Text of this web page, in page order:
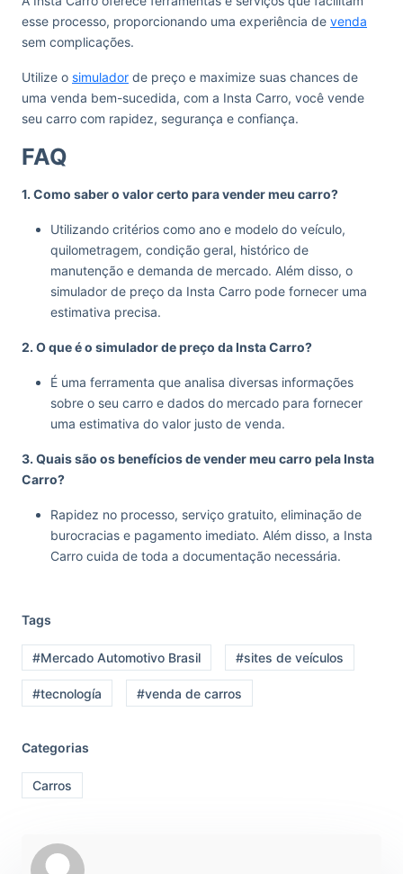
esse processo, proporcionando uma experiência de venda
sem complicações.
Utilize o simulador de preço e maximize suas chances de
uma venda bem-sucedida, com a Insta Carro, você vende
seu carro com rapidez, segurança e confiança.
FAQ
1. Como saber o valor certo para vender meu carro?
Utilizando critérios como ano e modelo do veículo,
quilometragem, condição geral, histórico de
manutenção e demanda de mercado. Além disso, o
simulador de preço da Insta Carro pode fornecer uma
estimativa precisa.
2. O que é o simulador de preço da Insta Carro?
É uma ferramenta que analisa diversas informações
sobre o seu carro e dados do mercado para fornecer
uma estimativa do valor justo de venda.
3. Quais são os benefícios de vender meu carro pela Insta
Carro?
Rapidez no processo, serviço gratuito, eliminação de
burocracias e pagamento imediato. Além disso, a Insta
Carro cuida de toda a documentação necessária.
Tags
#Mercado Automotivo Brasil #sites de veículos
#tecnología #venda de carros
Categorias
Carros